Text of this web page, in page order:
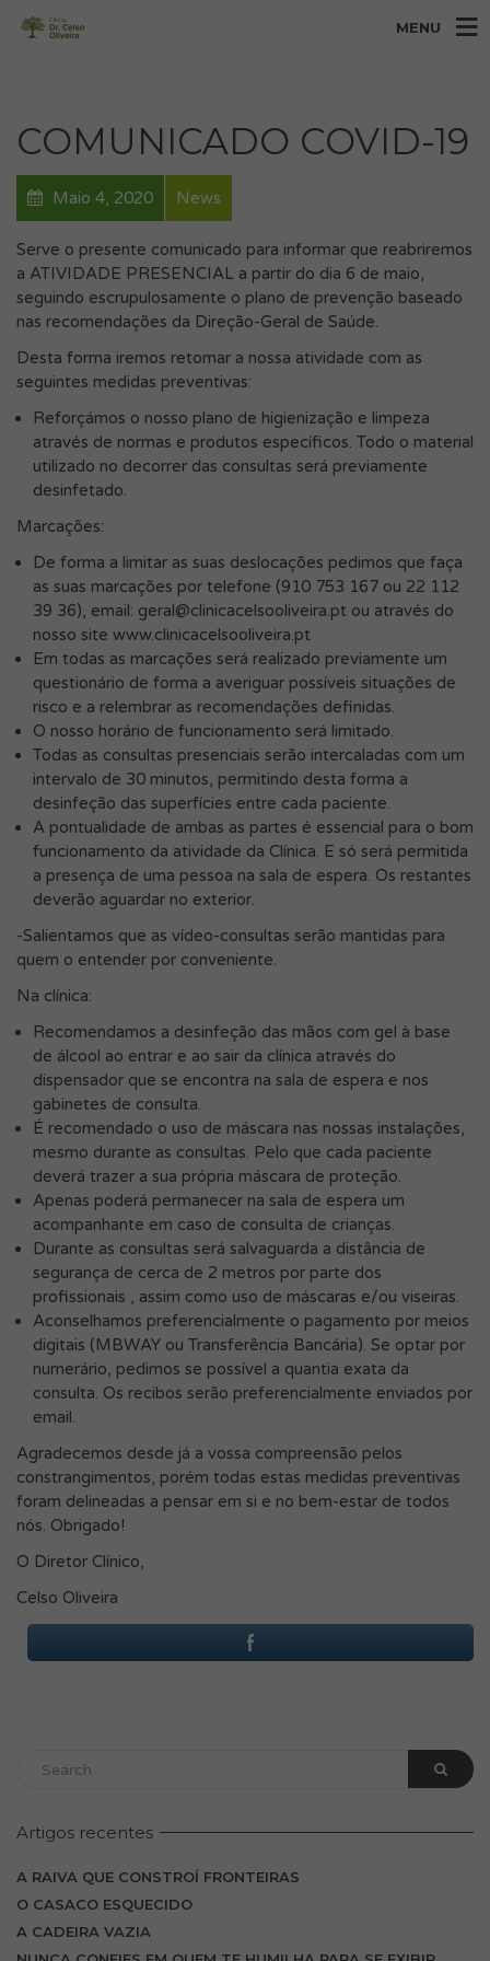
MENU
COMUNICADO COVID-19
Maio 4, 2020 News
Serve o presente comunicado para informar que reabriremos
a ATIVIDADE PRESENCIAL a partir do dia 6 de maio,
seguindo escrupulosamente o plano de prevenção baseado
nas recomendações da Direção-Geral de Saúde.
Desta forma iremos retomar a nossa atividade com as
seguintes medidas preventivas:
Reforçámos o nosso plano de higienização e limpeza
através de normas e produtos específicos. Todo o material
utilizado no decorrer das consultas será previamente
desinfetado.
Marcações:
De forma a limitar as suas deslocações pedimos que faça
as suas marcações por telefone (910 753 167 ou 22 112
39 36), email: geral@clinicacelsooliveira.pt ou através do
nosso site www.clinicacelsooliveira.pt
Em todas as marcações será realizado previamente um
questionário de forma a averiguar possíveis situações de
risco e a relembrar as recomendações definidas.
O nosso horário de funcionamento será limitado.
Todas as consultas presenciais serão intercaladas com um
intervalo de 30 minutos, permitindo desta forma a
desinfeção das superfícies entre cada paciente.
A pontualidade de ambas as partes é essencial para o bom
funcionamento da atividade da Clínica. E só será permitida
a presença de uma pessoa na sala de espera. Os restantes
deverão aguardar no exterior.
-Salientamos que as vídeo-consultas serão mantidas para
quem o entender por conveniente.
Na clínica:
Recomendamos a desinfeção das mãos com gel à base
de álcool ao entrar e ao sair da clínica através do
dispensador que se encontra na sala de espera e nos
gabinetes de consulta.
É recomendado o uso de máscara nas nossas instalações,
mesmo durante as consultas. Pelo que cada paciente
deverá trazer a sua própria máscara de proteção.
Apenas poderá permanecer na sala de espera um
acompanhante em caso de consulta de crianças.
Durante as consultas será salvaguarda a distância de
segurança de cerca de 2 metros por parte dos
profissionais , assim como uso de máscaras e/ou viseiras.
Aconselhamos preferencialmente o pagamento por meios
digitais (MBWAY ou Transferência Bancária). Se optar por
numerário, pedimos se possível a quantia exata da
consulta. Os recibos serão preferencialmente enviados por
email.
Agradecemos desde já a vossa compreensão pelos
constrangimentos, porém todas estas medidas preventivas
foram delineadas a pensar em si e no bem-estar de todos
nós. Obrigado!
O Diretor Clínico,
Celso Oliveira
Artigos recentes
A RAIVA QUE CONSTROÍ FRONTEIRAS
O CASACO ESQUECIDO
A CADEIRA VAZIA